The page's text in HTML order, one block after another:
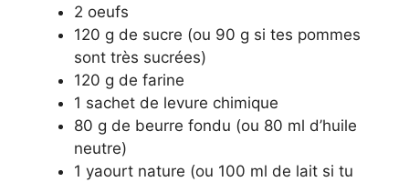
2 oeufs
120 g de sucre (ou 90 g si tes pommes
sont très sucrées)
120 g de farine
1 sachet de levure chimique
80 g de beurre fondu (ou 80 ml d’huile
neutre)
1 yaourt nature (ou 100 ml de lait si tu